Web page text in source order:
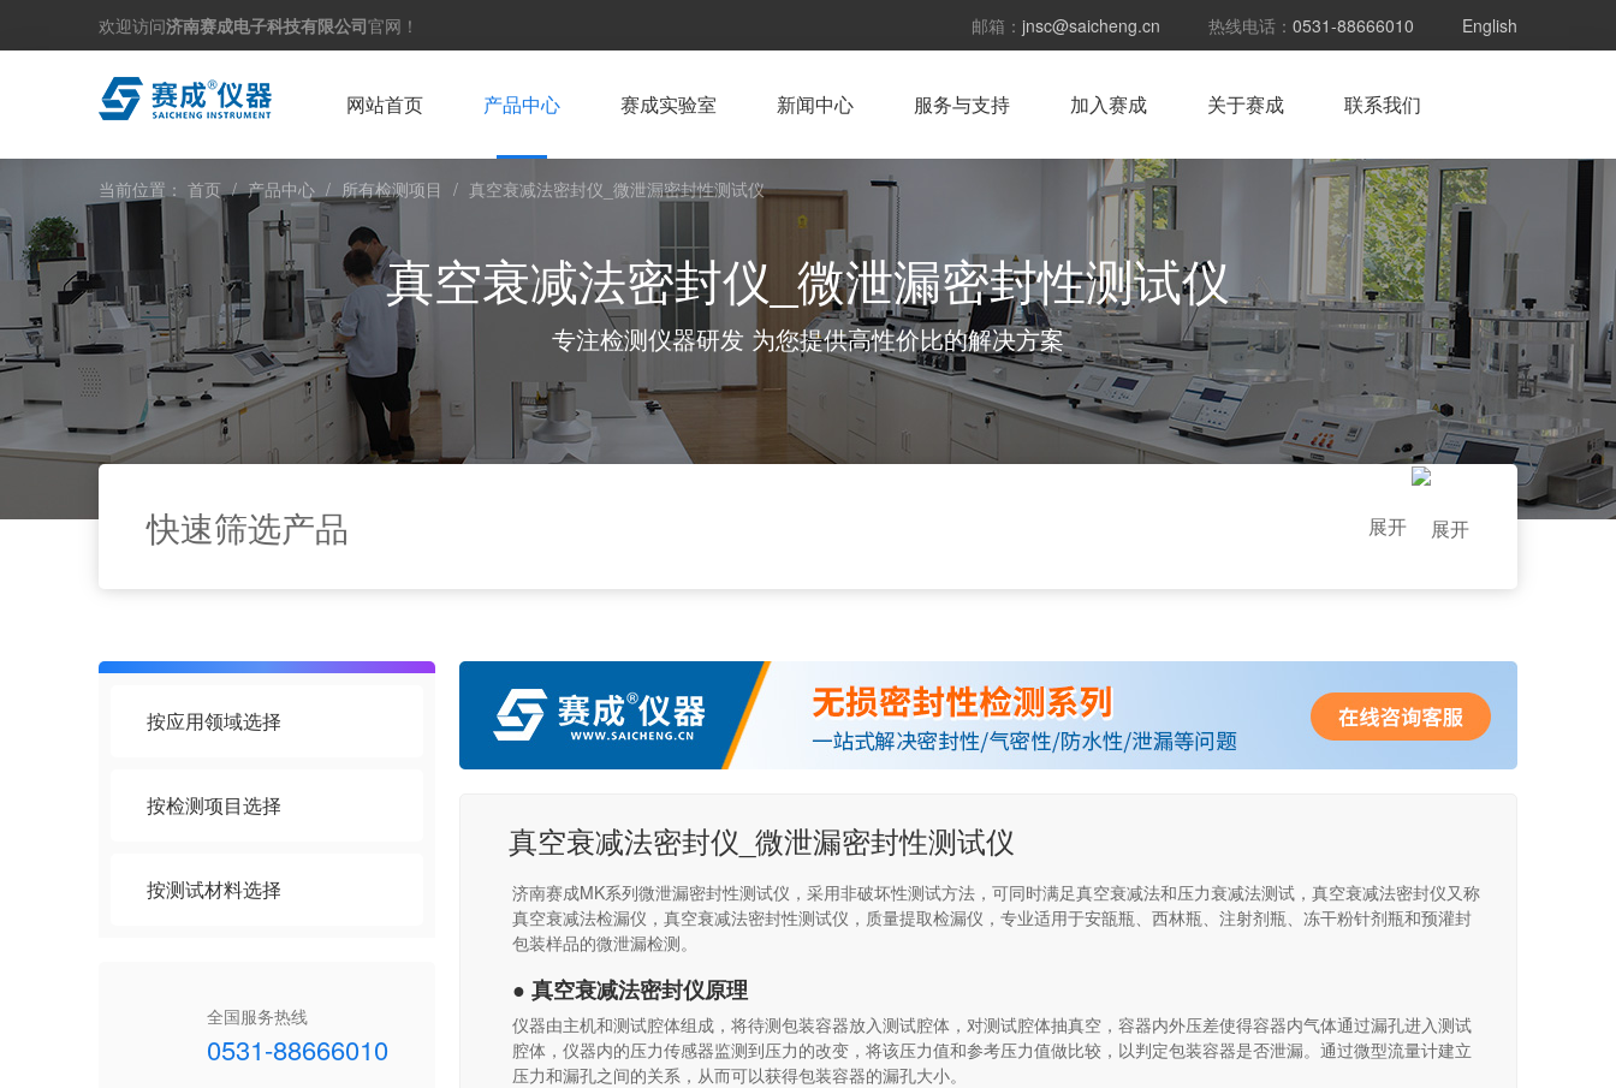
欢迎访问济南赛成电子科技有限公司官网！ 邮箱： jnsc@saicheng.cn 热线电话： 0531-88666010 English
网站首页 产品中心 赛成实验室 新闻中心 服务与支持 加入赛成 关于赛成 联系我们
当前位置： 首页 / 产品中心 / 所有检测项目 / 真空衰减法密封仪_微泄漏密封性测试仪
真空衰减法密封仪_微泄漏密封性测试仪
专注检测仪器研发 为您提供高性价比的解决方案
快速筛选产品 展开
按应用领域选择
按检测项目选择
按测试材料选择
全国服务热线
0531-88666010
真空衰减法密封仪_微泄漏密封性测试仪
济南赛成MK系列微泄漏密封性测试仪，采用非破坏性测试方法，可同时满足真空衰减法和压力衰减法测试，真空衰减法密封仪又称
真空衰减法检漏仪，真空衰减法密封性测试仪，质量提取检漏仪，专业适用于安瓿瓶、西林瓶、注射剂瓶、冻干粉针剂瓶和预灌封
包装样品的微泄漏检测。
● 真空衰减法密封仪原理
仪器由主机和测试腔体组成，将待测包装容器放入测试腔体，对测试腔体抽真空，容器内外压差使得容器内气体通过漏孔进入测试
腔体，仪器内的压力传感器监测到压力的改变，将该压力值和参考压力值做比较，以判定包装容器是否泄漏。通过微型流量计建立
压力和漏孔之间的关系，从而可以获得包装容器的漏孔大小。